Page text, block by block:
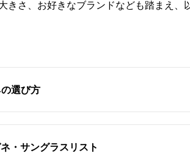
きさ、お好きなブランドなども踏まえ
選び方
・サングラスリスト